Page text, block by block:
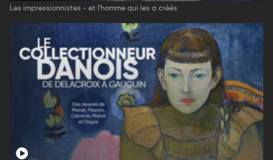
Les impressionnistes - et l'homme qui les a créés